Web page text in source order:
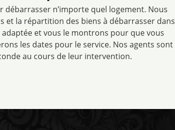
n’importe quel logement. Nous
et la répartition des biens à débarrasser dans
et vous le montrons pour que vous
les dates pour le service. Nos agents sont
au cours de leur intervention.